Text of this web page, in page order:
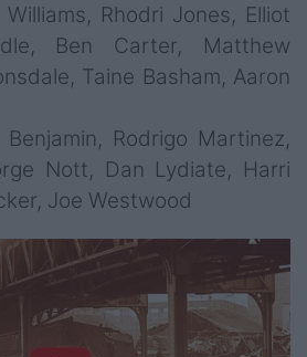
Rhodri Jones, Elliot
Ben Carter, Matthew
Taine Basham, Aaron
Benjamin, Rodrigo Martinez,
Nott, Dan Lydiate, Harri
Joe Westwood